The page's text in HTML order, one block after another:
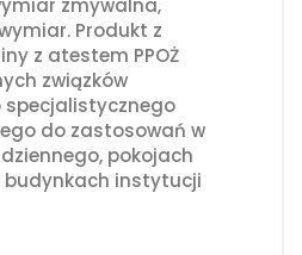
Produkt z
z atestem PPOŻ
związków
specjalistycznego
do zastosowań w
pokojach
budynkach instytucji